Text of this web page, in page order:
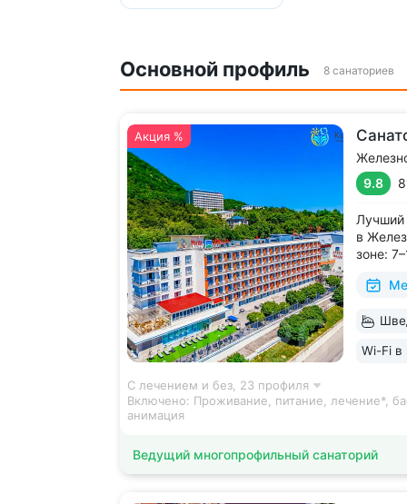
Основной профиль 8 санаториев
Акция %
9.8
Лучший
в
зоне:
и
в
Wi-Fi в
С лечением и без, 23 профиля
Включено: Проживание, питание, лечение*,
анимация
Ведущий многопрофильный санаторий